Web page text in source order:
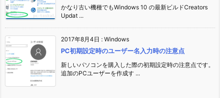
かなり古い機種でもWindows 10 の最新ビルドCreators
Updat ...
2017年8月4日 : Windows
PC初期設定時のユーザー名入力時の注意点
新しいパソコンを購入した際の初期設定時の注意点です。
追加のPCユーザーを作成す ...